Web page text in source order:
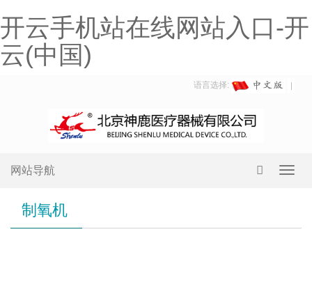
开云手机站在线网站入口-开
云(中国)
语言选择:
网站导航
制氧机